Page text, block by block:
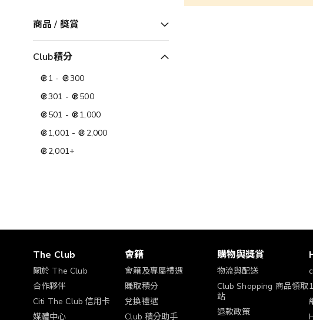
商品 / 獎賞
Club積分
1 -
300
301 -
500
501 -
1,000
1,001 -
2,000
2,001+
The Club
關於 The Club
合作夥伴
Citi The Club 信用卡
媒體中心
會籍
會籍及專屬禮遇
賺取積分
兌換禮遇
Club 積分助手
購物與獎賞
物流與配送
Club Shopping 商品領取
站
退款政策